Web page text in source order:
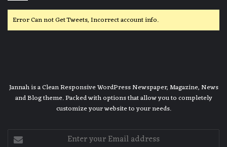
Error Can not Get Tweets, Incorrect account info.
Jannah is a Clean Responsive WordPress Newspaper, Magazine, News
and Blog theme. Packed with options that allow you to completely
customize your website to your needs.
Enter